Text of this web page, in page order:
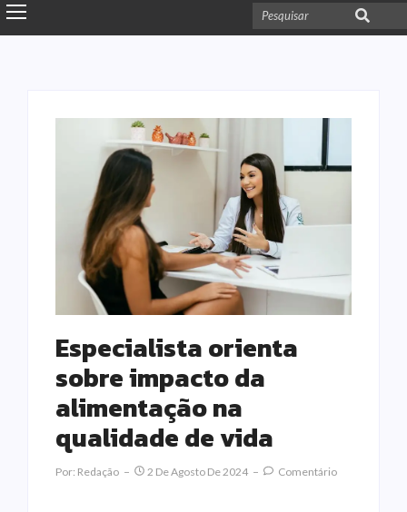
Especialista orienta
sobre impacto da
alimentação na
qualidade de vida
Por: Redação 2 De Agosto De 2024 Comentário